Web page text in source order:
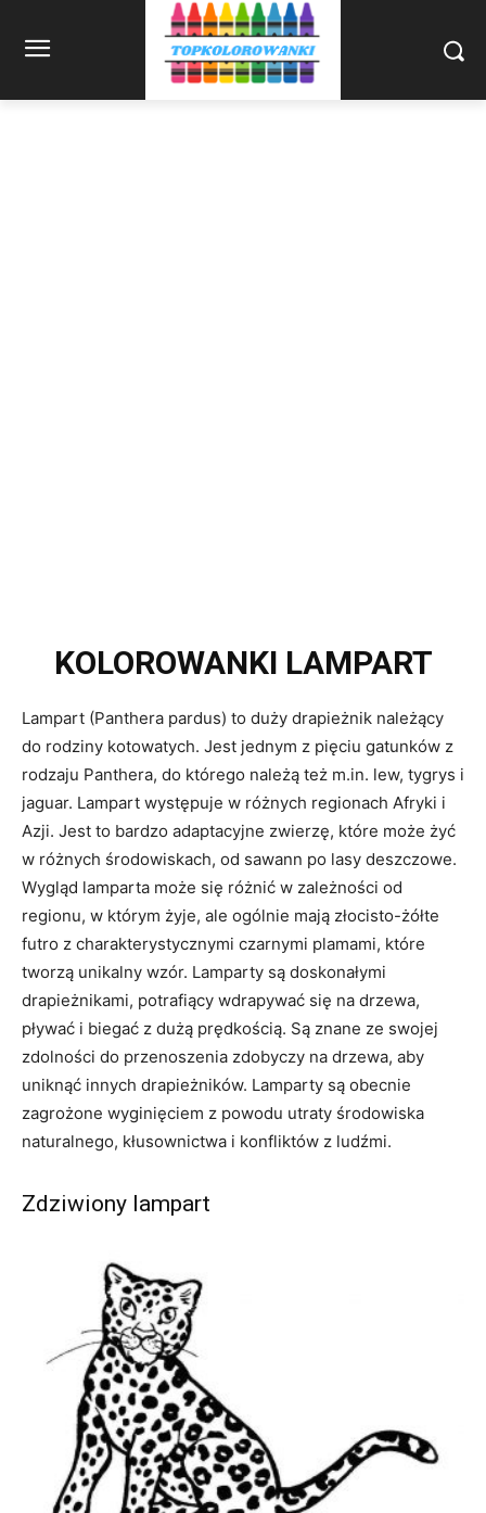
KOLOROWANKI LAMPART
Lampart (Panthera pardus) to duży drapieżnik należący
do rodziny kotowatych. Jest jednym z pięciu gatunków z
rodzaju Panthera, do którego należą też m.in. lew, tygrys i
jaguar. Lampart występuje w różnych regionach Afryki i
Azji. Jest to bardzo adaptacyjne zwierzę, które może żyć
w różnych środowiskach, od sawann po lasy deszczowe.
Wygląd lamparta może się różnić w zależności od
regionu, w którym żyje, ale ogólnie mają złocisto-żółte
futro z charakterystycznymi czarnymi plamami, które
tworzą unikalny wzór. Lamparty są doskonałymi
drapieżnikami, potrafiący wdrapywać się na drzewa,
pływać i biegać z dużą prędkością. Są znane ze swojej
zdolności do przenoszenia zdobyczy na drzewa, aby
uniknąć innych drapieżników. Lamparty są obecnie
zagrożone wyginięciem z powodu utraty środowiska
naturalnego, kłusownictwa i konfliktów z ludźmi.
Zdziwiony lampart